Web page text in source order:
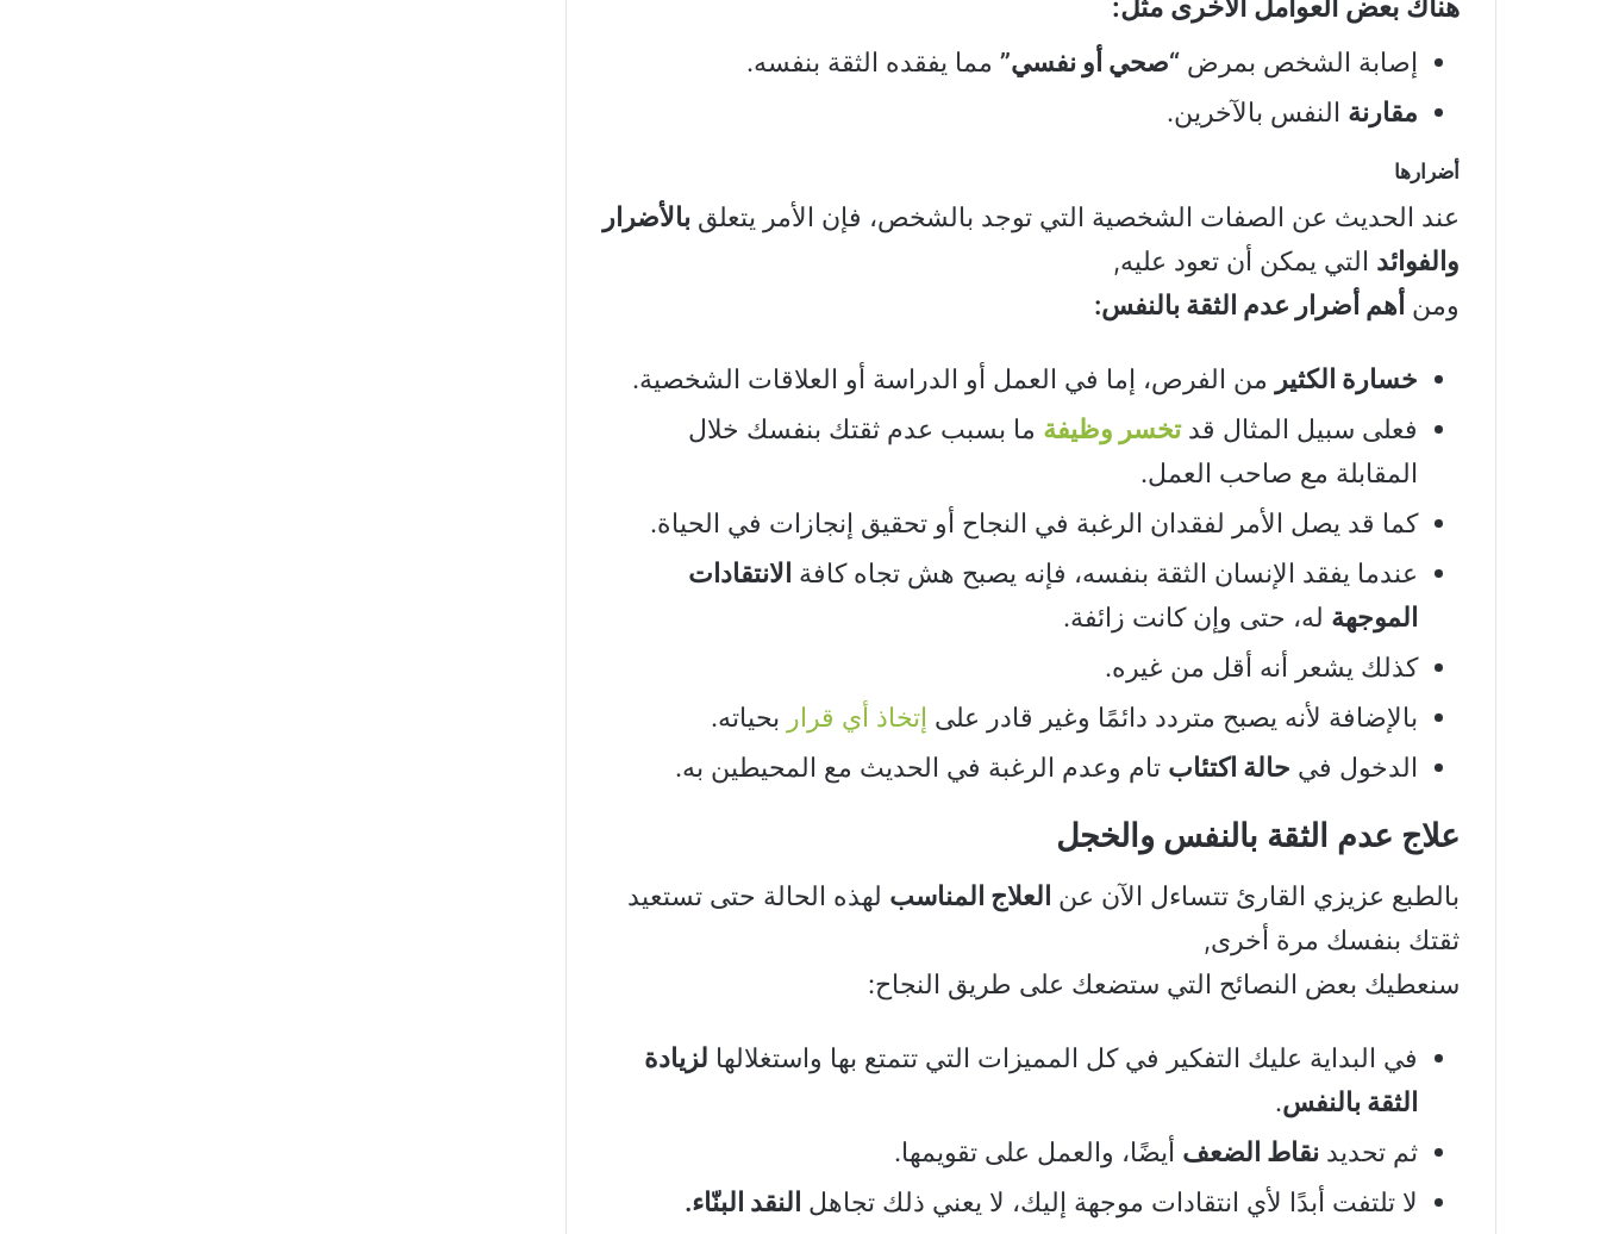
هناك بعض العوامل الأخرى مثل:
إصابة الشخص بمرض “صحي أو نفسي” مما يفقده الثقة بنفسه.
مقارنة النفس بالآخرين.
أضرارها
عند الحديث عن الصفات الشخصية التي توجد بالشخص، فإن الأمر يتعلق بالأضرار
والفوائد التي يمكن أن تعود عليه,
ومن أهم أضرار عدم الثقة بالنفس:
خسارة الكثير من الفرص، إما في العمل أو الدراسة أو العلاقات الشخصية.
فعلى سبيل المثال قد تخسر وظيفة ما بسبب عدم ثقتك بنفسك خلال
المقابلة مع صاحب العمل.
كما قد يصل الأمر لفقدان الرغبة في النجاح أو تحقيق إنجازات في الحياة.
عندما يفقد الإنسان الثقة بنفسه، فإنه يصبح هش تجاه كافة الانتقادات
الموجهة له، حتى وإن كانت زائفة.
كذلك يشعر أنه أقل من غيره.
بالإضافة لأنه يصبح متردد دائمًا وغير قادر على إتخاذ أي قرار بحياته.
الدخول في حالة اكتئاب تام وعدم الرغبة في الحديث مع المحيطين به.
علاج عدم الثقة بالنفس والخجل
بالطبع عزيزي القارئ تتساءل الآن عن العلاج المناسب لهذه الحالة حتى تستعيد
ثقتك بنفسك مرة أخرى,
سنعطيك بعض النصائح التي ستضعك على طريق النجاح:
في البداية عليك التفكير في كل المميزات التي تتمتع بها واستغلالها لزيادة
الثقة بالنفس.
ثم تحديد نقاط الضعف أيضًا، والعمل على تقويمها.
لا تلتفت أبدًا لأي انتقادات موجهة إليك، لا يعني ذلك تجاهل النقد البنّاء.